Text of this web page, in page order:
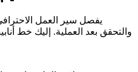
يفصل سير العمل
و التحقق بعد العملية. إليك خط